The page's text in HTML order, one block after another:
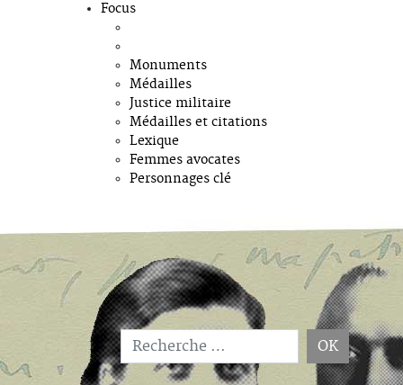
Focus
Monuments
Médailles
Justice militaire
Médailles et citations
Lexique
Femmes avocates
Personnages clé
Type 2 or more characters for results.
OK